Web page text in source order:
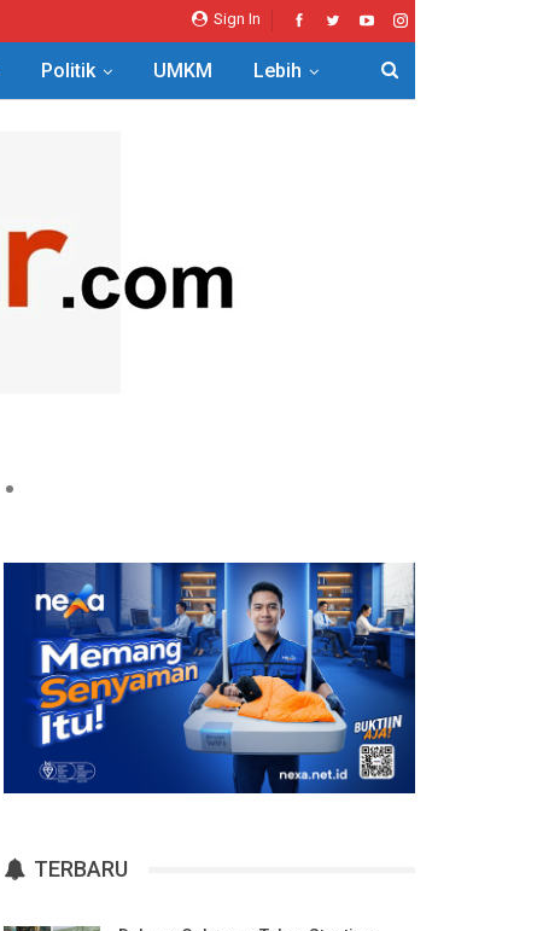
Sign In
Politik UMKM Lebih
TERBARU